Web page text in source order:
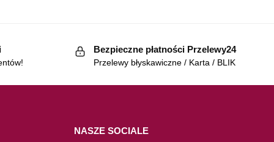
Bezpieczne płatności Przelewy24
Przelewy błyskawiczne / Karta / BLIK
NASZE SOCIALE